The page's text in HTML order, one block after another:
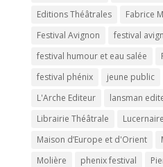
Editions Théâtrales Fabrice
Festival Avignon
festival
festival humour et eau salée
festival phénix
jeune public
L'Arche Editeur
lansman
Librairie Théâtrale
Lucernaire
Maison d’Europe et d'Orient
Molière
phenix festival